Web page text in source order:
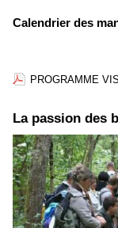
Calendrier des
PROGRAMME
La passion des